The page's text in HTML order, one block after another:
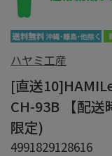
ハヤミ工産
[直送
CH-93B 【配送
限定)
4991829128616